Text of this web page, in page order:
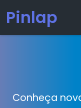
Pinlap
Conheça